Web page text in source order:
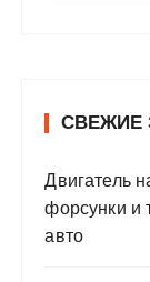
СВЕЖИЕ
Двигатель
форсунки и
авто